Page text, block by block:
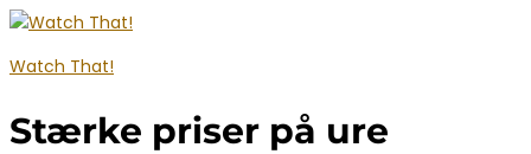
Watch That!
Stærke priser på ure